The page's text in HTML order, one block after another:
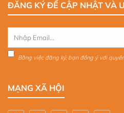
ĐĂNG KÝ ĐỂ CẬP NHẬT VÀ
Bằng việc đăng ký, bạn đồng ý với
MẠNG XÃ HỘI